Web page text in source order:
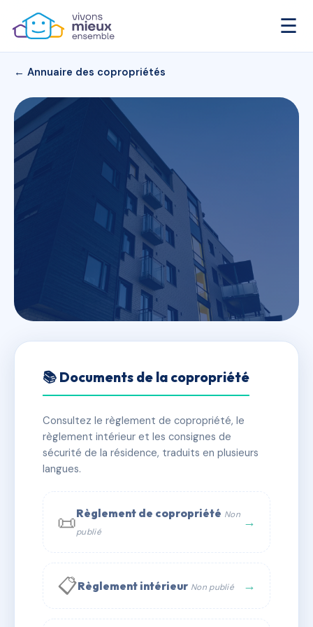
☰
← Annuaire des copropriétés
4 RUE SILBERMANN
✓ Immatriculée 🏠 37 lots 🏗 1 bâtiment(s)
📞 Contacter Syndic Digital
📚 Documents de la copropriété
Consultez le règlement de copropriété, le
règlement intérieur et les consignes de
sécurité de la résidence, traduits en plusieurs
langues.
📜Règlement de copropriété Non
publié
→
📋Règlement intérieur Non publié →